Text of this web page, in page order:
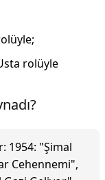
rolüyle
1954: "Şimal
Cehennemi",